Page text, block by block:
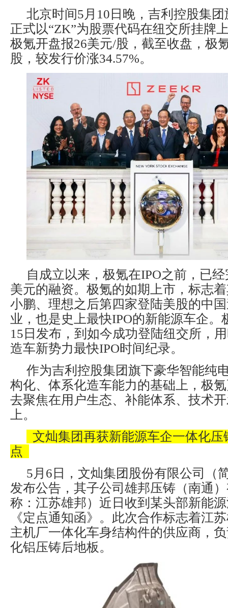
北京时间5月10日晚，吉利控股集
正式以“ZK”为股票代码在纽交所挂牌
极氪开盘报26美元/股，截至收盘，极
股，较发行价涨34.57%。
自成立以来，极氪在IPO之前，已
美元的融资。极氪的如期上市，标志
小鹏、理想之后第四家登陆美股的中
业，也是史上最快IPO的新能源车企。
15日发布，到如今成功登陆纽交所，
造车新势力最快IPO时间纪录。
作为吉利控股集团旗下豪华智能纯
构化、体系化造车能力的基础上，极
去聚焦在用户生态、补能体系、技术
上。
文灿集团再获新能源车企一体化压
点
5月6日，文灿集团股份有限公司（
发布公告，其子公司雄邦压铸（南通
称：江苏雄邦）近日收到某头部新能
《定点通知函》。此次合作标志着江
主机厂一体化车身结构件的供应商，
化铝压铸后地板。